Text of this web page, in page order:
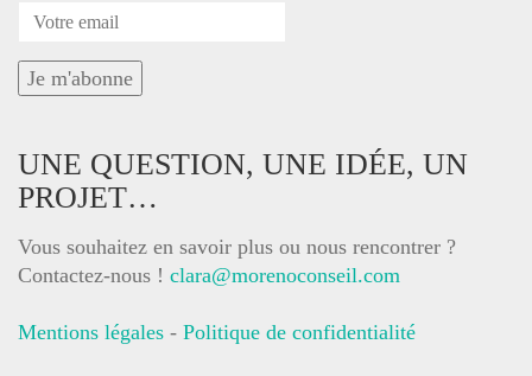
UNE QUESTION, UNE IDÉE, UN
PROJET…
Vous souhaitez en savoir plus ou nous rencontrer ?
Contactez-nous ! clara@morenoconseil.com
Mentions légales - Politique de confidentialité